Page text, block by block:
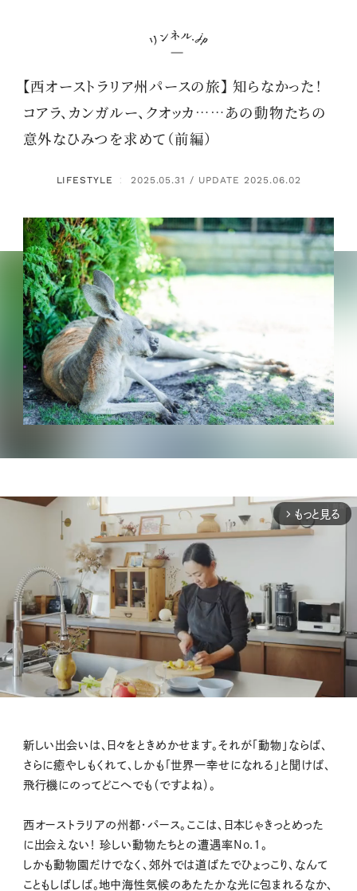
【西オーストラリア州パースの旅】 知らなかった！
コアラ、カンガルー、クオッカ……あの動物たちの
意外なひみつを求めて（前編）
LIFESTYLE ： 2025.05.31 / UPDATE 2025.06.02
arrow_forward_ios もっと見る
M
t
新しい出会いは、日々をときめかせます。それが「動物」ならば、
さらに癒やしもくれて、しかも「世界一幸せになれる」と聞けば、
飛行機にのってどこへでも（ですよね）。
西オーストラリアの州都・パース。ここは、日本じゃきっとめった
に出会えない！ 珍しい動物たちとの遭遇率No.1。
しかも動物園だけでなく、郊外では道ばたでひょっこり、なんて
こともしばしば。地中海性気候のあたたかな光に包まれるなか、